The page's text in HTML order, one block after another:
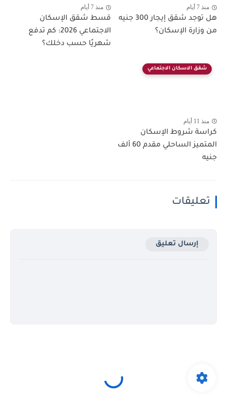
منذ 7 أيام
هل توجد شقق إيجار 300 جنيه
من وزارة الإسكان؟
منذ 7 أيام
قسط شقق الإسكان
الاجتماعي 2026: كم تدفع
شهريًا حسب دخلك؟
شقق الاسكان الاجتماعي
منذ 11 أيام
كراسة شروط الإسكان
المتميز الساحلي مقدم 60 ألف
جنيه
تعليقات
إرسال تعليق